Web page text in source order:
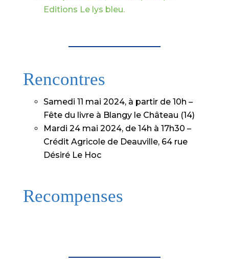
Editions Le lys bleu.
Rencontres
Samedi 11 mai 2024, à partir de 10h –
Fête du livre à Blangy le Château (14)
Mardi 24 mai 2024, de 14h à 17h30 –
Crédit Agricole de Deauville, 64 rue
Désiré Le Hoc
Recompenses